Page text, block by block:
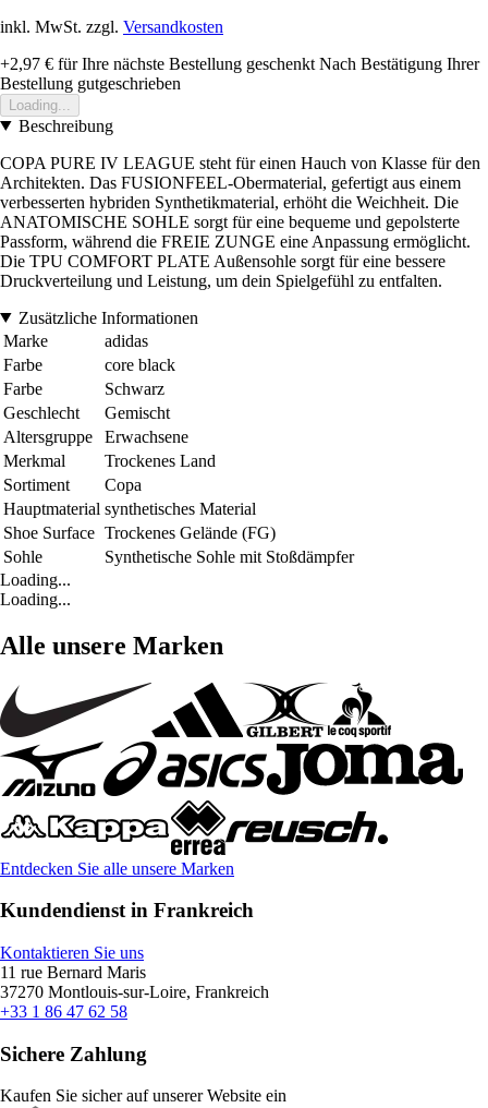
inkl. MwSt. zzgl. Versandkosten
+2,97 € für Ihre nächste Bestellung geschenkt Nach Bestätigung Ihrer
Bestellung gutgeschrieben
Loading...
Beschreibung
COPA PURE IV LEAGUE steht für einen Hauch von Klasse für den
Architekten. Das FUSIONFEEL-Obermaterial, gefertigt aus einem
verbesserten hybriden Synthetikmaterial, erhöht die Weichheit. Die
ANATOMISCHE SOHLE sorgt für eine bequeme und gepolsterte
Passform, während die FREIE ZUNGE eine Anpassung ermöglicht.
Die TPU COMFORT PLATE Außensohle sorgt für eine bessere
Druckverteilung und Leistung, um dein Spielgefühl zu entfalten.
Zusätzliche Informationen
Marke
adidas
Farbe
core black
Farbe
Schwarz
Geschlecht
Gemischt
Altersgruppe
Erwachsene
Merkmal
Trockenes Land
Sortiment
Copa
Hauptmaterial synthetisches Material
Shoe Surface Trockenes Gelände (FG)
Sohle
Synthetische Sohle mit Stoßdämpfer
Loading...
Loading...
Alle unsere Marken
Entdecken Sie alle unsere Marken
Kundendienst in Frankreich
Kontaktieren Sie uns
11 rue Bernard Maris
37270 Montlouis-sur-Loire, Frankreich
+33 1 86 47 62 58
Sichere Zahlung
Kaufen Sie sicher auf unserer Website ein